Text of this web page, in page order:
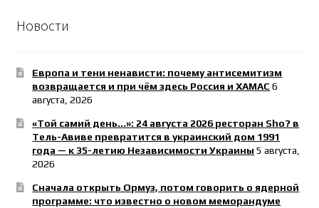
Новости
Европа и тени ненависти: почему антисемитизм
возвращается и при чём здесь Россия и ХАМАС 6
августа, 2026
«Той самий день…»: 24 августа 2026 ресторан Sho? в
Тель-Авиве превратится в украинский дом 1991
года — к 35-летию Независимости Украины 5 августа,
2026
Сначала открыть Ормуз, потом говорить о ядерной
программе: что известно о новом меморандуме